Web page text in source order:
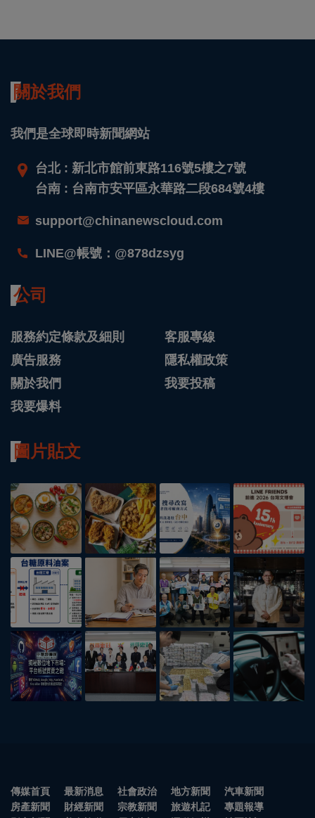
關於我們
我們是全球即時新聞網站
台北 : 新北市館前東路116號5樓之7號
台南 : 台南市安平區永華路二段684號4樓
support@chinanewscloud.com
LINE@帳號：@878dzsyg
公司
服務約定條款及細則
客服專線
廣告服務
隱私權政策
關於我們
我要投稿
我要爆料
圖片貼文
傳媒首頁 最新消息 社會政治 地方新聞
汽車新聞
房產新聞
財經新聞 宗教新聞 旅遊札記
專題報導